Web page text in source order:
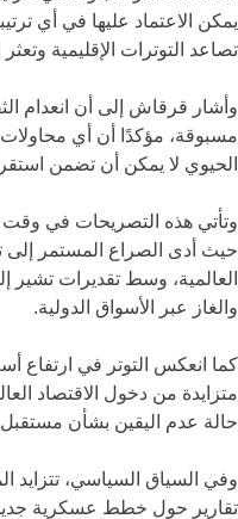
يمكن الاعتماد عليها في أي
تصاعد التوترات الإقليمية
وأشار قرقاش إلى أن انعدام
مسبوقة، مؤكدًا أن أي محاولات
الحيوي لا يمكن أن تضمن
وتأتي هذه التصريحات في
حيث أدى الصراع المستمر إلى
والغاز عبر الأسواق الدولية.
كما انعكس التوتر في ارتفاع
متزايدة من دخول الاقتصاد
حالة عدم اليقين بشأن مستقبل
وفي السياق السياسي،
تقارير حول خطط عسكرية